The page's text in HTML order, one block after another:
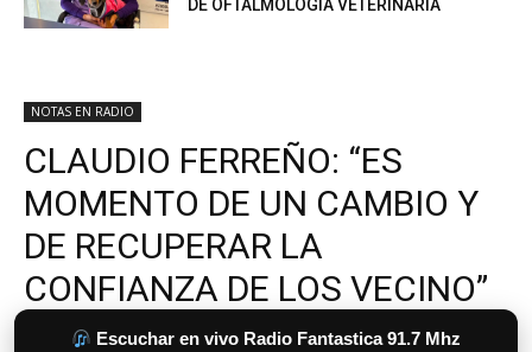
Escuchar en vivo Radio Fantastica 91.7 Mhz
DE OFTALMOLOGÍA VETERINARIA